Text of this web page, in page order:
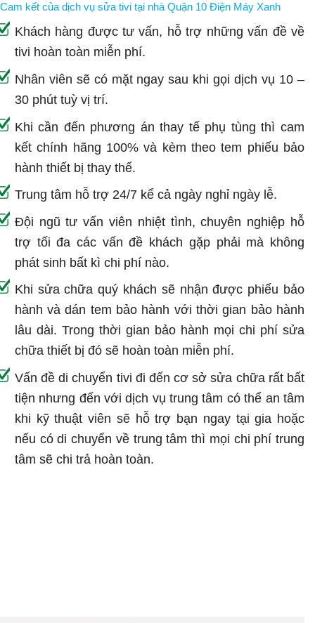
Cam kết của dịch vụ sửa tivi tại nhà Quận 10 Điện Máy Xanh
Khách hàng được tư vấn, hỗ trợ những vấn đề về
tivi hoàn toàn miễn phí.
Nhân viên sẽ có mặt ngay sau khi gọi dịch vụ 10 –
30 phút tuỳ vị trí.
Khi cần đến phương án thay tế phụ tùng thì cam
kết chính hãng 100% và kèm theo tem phiếu bảo
hành thiết bị thay thế.
Trung tâm hỗ trợ 24/7 kể cả ngày nghỉ ngày lễ.
Đội ngũ tư vấn viên nhiệt tình, chuyên nghiệp hỗ
trợ tối đa các vấn đề khách gặp phải mà không
phát sinh bất kì chi phí nào.
Khi sửa chữa quý khách sẽ nhận được phiếu bảo
hành và dán tem bảo hành với thời gian bảo hành
lâu dài. Trong thời gian bảo hành mọi chi phí sửa
chữa thiết bị đó sẽ hoàn toàn miễn phí.
Vấn đề di chuyển tivi đi đến cơ sở sửa chữa rất bất
tiện nhưng đến với dịch vụ trung tâm có thể an tâm
khi kỹ thuật viên sẽ hỗ trợ bạn ngay tại gia hoặc
nếu có di chuyển về trung tâm thì mọi chi phí trung
tâm sẽ chi trả hoàn toàn.